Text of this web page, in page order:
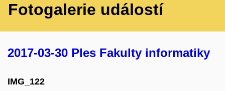
Fotogalerie událostí
2017-03-30 Ples Fakulty informatiky
IMG_122